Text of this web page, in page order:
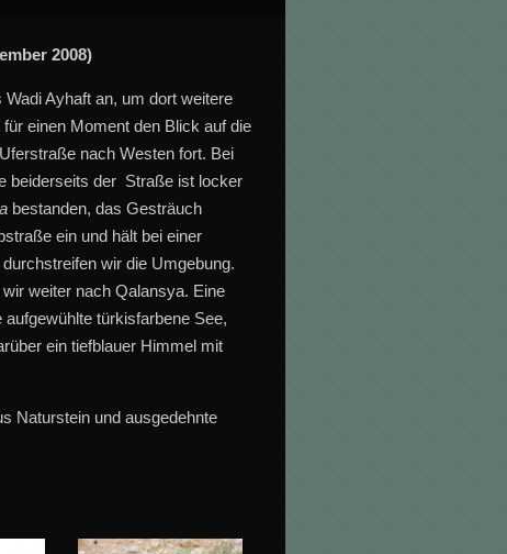
2008)
Ayhaft an, um dort weitere
einen Moment den Blick auf die
nach Westen fort. Bei
beiderseits der Straße ist locker
bestanden, das Gesträuch
ein und hält bei einer
wir die Umgebung.
weiter nach Qalansya. Eine
türkisfarbene See,
ein tiefblauer Himmel mit
Naturstein und ausgedehnte